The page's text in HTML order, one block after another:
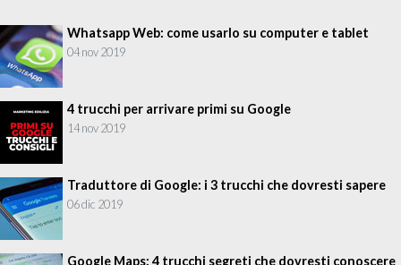
Whatsapp Web: come usarlo su computer e tablet
04 nov 2019
4 trucchi per arrivare primi su Google
14 nov 2019
Traduttore di Google: i 3 trucchi che dovresti sapere
06 dic 2019
Google Maps: 4 trucchi segreti che dovresti conoscere